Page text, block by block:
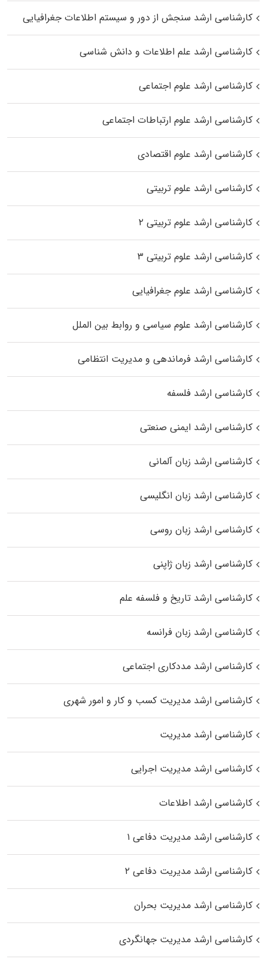
کارشناسی ارشد سنجش از دور و سیستم اطلاعات جغرافیایی
کارشناسی ارشد علم اطلاعات و دانش شناسی
کارشناسی ارشد علوم اجتماعی
کارشناسی ارشد علوم ارتباطات اجتماعی
کارشناسی ارشد علوم اقتصادی
کارشناسی ارشد علوم تربیتی
کارشناسی ارشد علوم تربیتی ۲
کارشناسی ارشد علوم تربیتی ۳
کارشناسی ارشد علوم جغرافیایی
کارشناسی ارشد علوم سیاسی و روابط بین الملل
کارشناسی ارشد فرماندهی و مدیریت انتظامی
کارشناسی ارشد فلسفه
کارشناسی ارشد ایمنی صنعتی
کارشناسی ارشد زبان آلمانی
کارشناسی ارشد زبان انگلیسی
کارشناسی ارشد زبان روسی
کارشناسی ارشد زبان ژاپنی
کارشناسی ارشد تاریخ و فلسفه علم
کارشناسی ارشد زبان فرانسه
کارشناسی ارشد مددکاری اجتماعی
کارشناسی ارشد مدیریت کسب و کار و امور شهری
کارشناسی ارشد مدیریت
کارشناسی ارشد مدیریت اجرایی
کارشناسی ارشد اطلاعات
کارشناسی ارشد مدیریت دفاعی ۱
کارشناسی ارشد مدیریت دفاعی ۲
کارشناسی ارشد مدیریت بحران
کارشناسی ارشد مدیریت جهانگردی